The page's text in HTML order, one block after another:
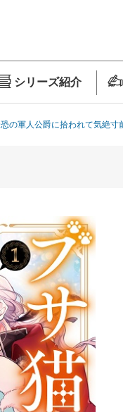
シリーズ紹介
の軍人公爵に拾われて気絶